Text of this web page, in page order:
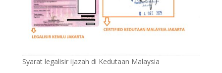
Syarat legalisir ijazah di Kedutaan Malaysia